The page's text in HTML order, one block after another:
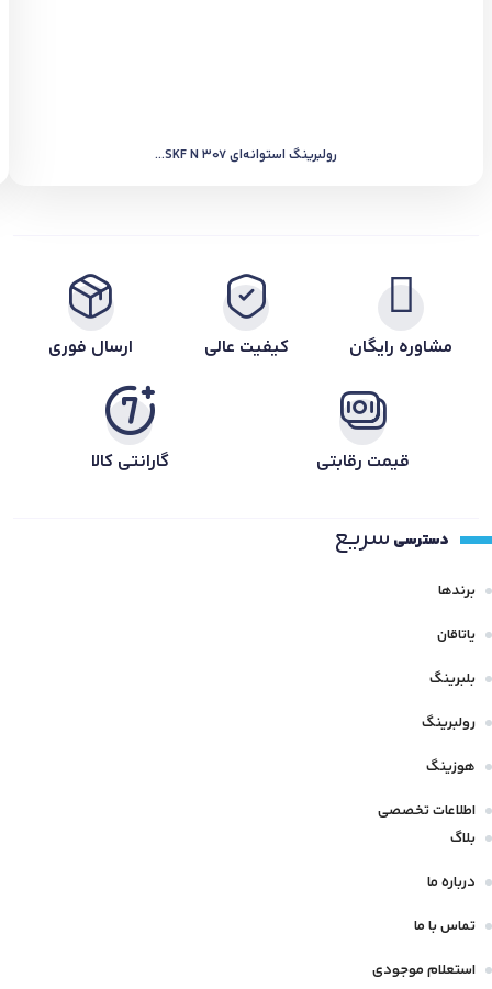
رولبرینگ استوانه‌ای SKF N 307...
مشاوره رایگان کیفیت عالی ارسال فوری
قیمت رقابتی گارانتی کالا
دسترسی سریع
برندها
یاتاقان
بلبرینگ
رولبرینگ
هوزینگ
اطلاعات تخصصی
بلاگ
درباره ما
تماس با ما
استعلام موجودی